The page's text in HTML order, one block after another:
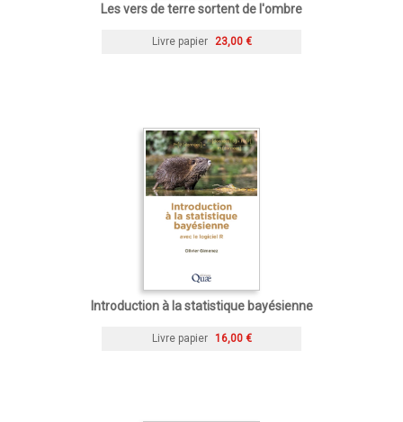
Les vers de terre sortent de l'ombre
Livre papier 23,00 €
Introduction à la statistique bayésienne
Livre papier 16,00 €